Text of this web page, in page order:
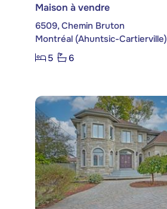
Maison à vendre
6509, Chemin Bruton
Montréal (Ahuntsic-Cartierville)
5
6